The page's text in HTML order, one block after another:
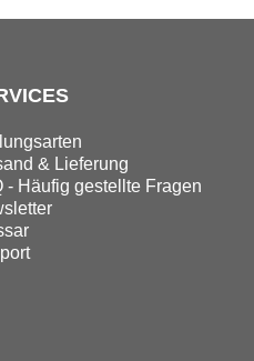
& Lieferung
- Häufig gestellte Fragen